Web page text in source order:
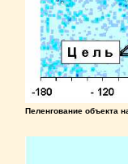
Пеленгование объекта